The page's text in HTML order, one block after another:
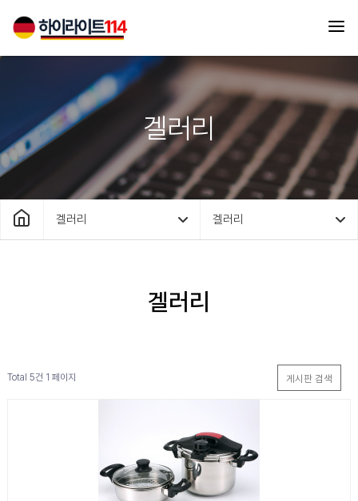
겔러리
겔러리 겔러리
겔러리
Total 5건 1 페이지 게시판 검색